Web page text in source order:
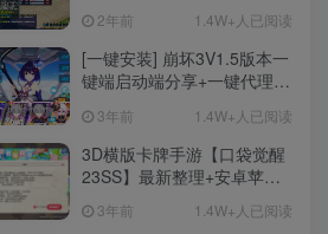
卡+剧情活动+视频搭建及其
他修改资料
2年前 1.4W+人已阅读
[一键安装] 崩坏3V1.5版本一
键端启动端分享+一键代理
ID+详细指令+极简一键修改
3年前 1.4W+人已阅读
3D横版卡牌手游【口袋觉醒
23SS】最新整理+安卓苹果
细搭建教程
3年前 1.4W+人已阅读